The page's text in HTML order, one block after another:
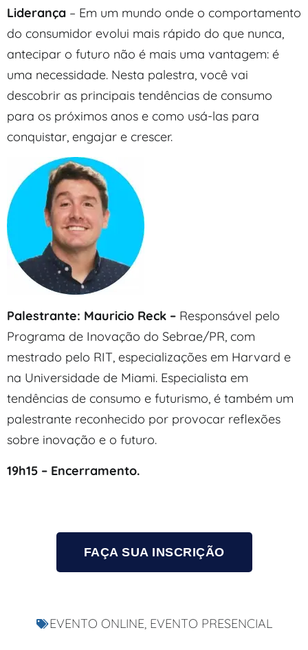
Liderança – Em um mundo onde o comportamento
do consumidor evolui mais rápido do que nunca,
antecipar o futuro não é mais uma vantagem: é
uma necessidade. Nesta palestra, você vai
descobrir as principais tendências de consumo
para os próximos anos e como usá-las para
conquistar, engajar e crescer.
Palestrante: Mauricio Reck – Responsável pelo
Programa de Inovação do Sebrae/PR, com
mestrado pelo RIT, especializações em Harvard e
na Universidade de Miami. Especialista em
tendências de consumo e futurismo, é também um
palestrante reconhecido por provocar reflexões
sobre inovação e o futuro.
19h15 – Encerramento.
FAÇA SUA INSCRIÇÃO
EVENTO ONLINE, EVENTO PRESENCIAL